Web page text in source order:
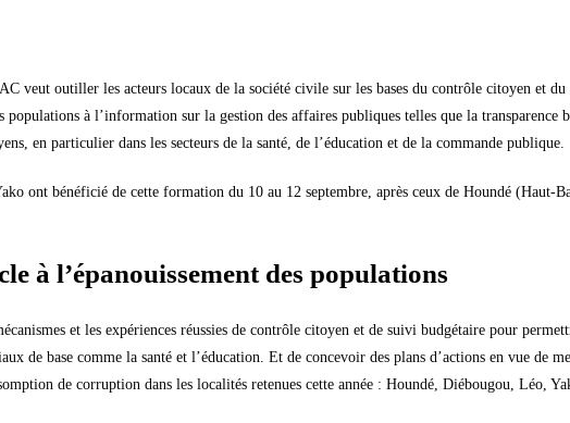
veut outiller les acteurs locaux de la société civile sur les bases du contrôle citoyen et
populations à l’information sur la gestion des affaires publiques telles que la transparence
en particulier dans les secteurs de la santé, de l’éducation et de la commande publique.
ont bénéficié de cette formation du 10 au 12 septembre, après ceux de Houndé (Haut-
à l’épanouissement des populations
et les expériences réussies de contrôle citoyen et de suivi budgétaire pour
de base comme la santé et l’éducation. Et de concevoir des plans d’actions en vue de
de corruption dans les localités retenues cette année : Houndé, Diébougou, Léo,